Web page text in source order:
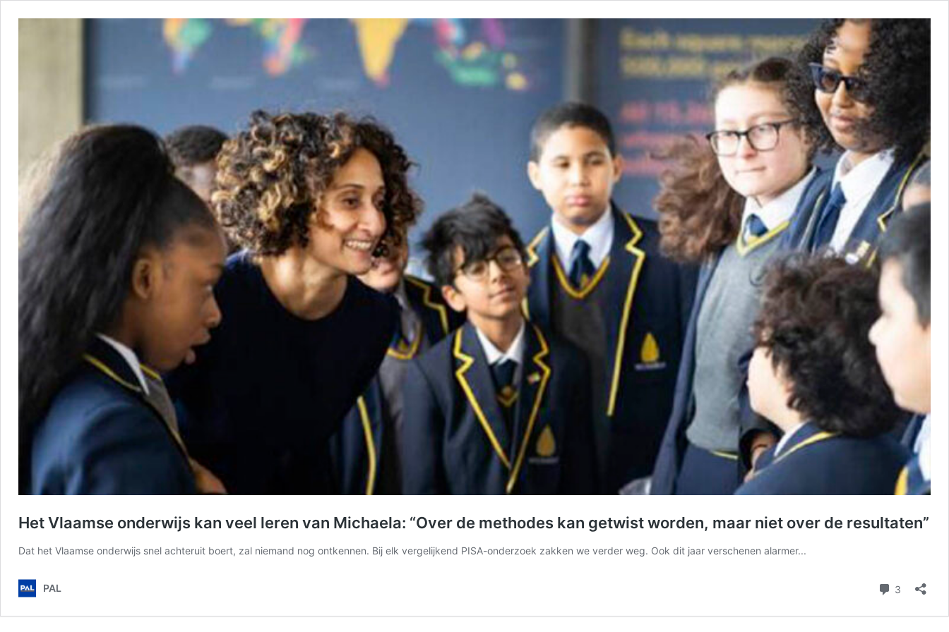
Het Vlaamse onderwijs kan veel leren van Michaela: “Over de methodes kan getwist worden, maar niet over de resultaten”
Dat het Vlaamse onderwijs snel achteruit boert, zal niemand nog ontkennen. Bij elk vergelijkend PISA-onderzoek zakken we verder weg. Ook dit jaar verschenen alarmer...
PAL 3 reacties